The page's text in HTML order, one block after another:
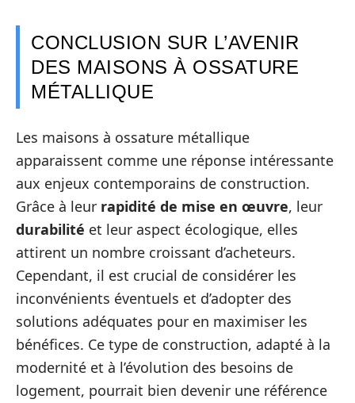
CONCLUSION SUR L’AVENIR
DES MAISONS À OSSATURE
MÉTALLIQUE
Les maisons à ossature métallique
apparaissent comme une réponse intéressante
aux enjeux contemporains de construction.
Grâce à leur rapidité de mise en œuvre, leur
durabilité et leur aspect écologique, elles
attirent un nombre croissant d’acheteurs.
Cependant, il est crucial de considérer les
inconvénients éventuels et d’adopter des
solutions adéquates pour en maximiser les
bénéfices. Ce type de construction, adapté à la
modernité et à l’évolution des besoins de
logement, pourrait bien devenir une référence